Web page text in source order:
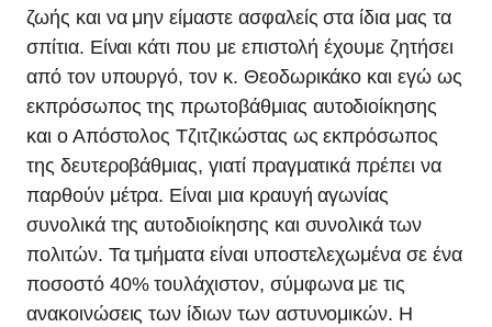
ζωής και να μην είμαστε ασφαλείς στα ίδια μας τα
σπίτια. Είναι κάτι που με επιστολή έχουμε ζητήσει
από τον υπουργό, τον κ. Θεοδωρικάκο και εγώ ως
εκπρόσωπος της πρωτοβάθμιας αυτοδιοίκησης
και ο Απόστολος Τζιτζικώστας ως εκπρόσωπος
της δευτεροβάθμιας, γιατί πραγματικά πρέπει να
παρθούν μέτρα. Είναι μια κραυγή αγωνίας
συνολικά της αυτοδιοίκησης και συνολικά των
πολιτών. Τα τμήματα είναι υποστελεχωμένα σε ένα
ποσοστό 40% τουλάχιστον, σύμφωνα με τις
ανακοινώσεις των ίδιων των αστυνομικών. Η